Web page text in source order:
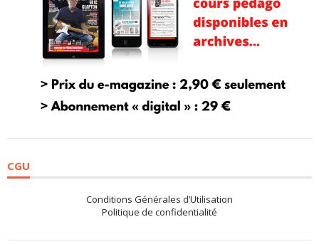
CGU
Conditions Générales d’Utilisation
Politique de confidentialité